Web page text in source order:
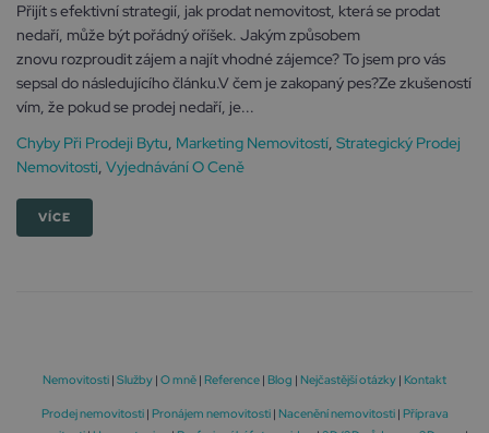
Přijít s efektivní strategií, jak prodat nemovitost, která se prodat
nedaří, může být pořádný oříšek. Jakým způsobem
znovu rozproudit zájem a najít vhodné zájemce? To jsem pro vás
sepsal do následujícího článku.V čem je zakopaný pes?Ze zkušeností
vím, že pokud se prodej nedaří, je...
Chyby Při Prodeji Bytu, Marketing Nemovitostí, Strategický Prodej
Nemovitosti, Vyjednávání O Ceně
VÍCE
Nemovitosti | Služby | O mně | Reference | Blog | Nejčastější otázky | Kontakt
Prodej nemovitosti| Pronájem nemovitosti| Nacenění nemovitosti| Příprava